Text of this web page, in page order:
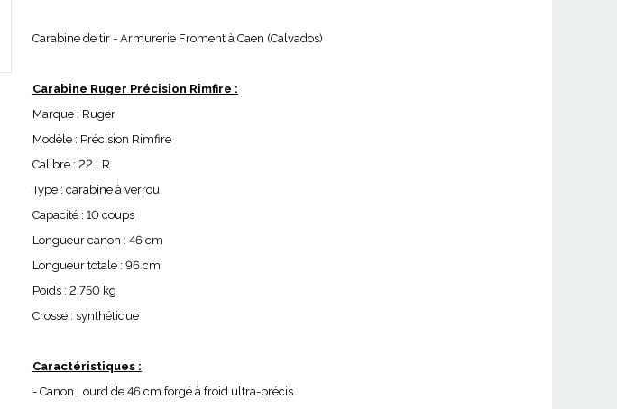
Carabine de tir - Armurerie Froment à Caen (Calvados)
Carabine Ruger Précision Rimfire :
Marque : Ruger
Modèle : Précision Rimfire
Calibre : 22 LR
Type : carabine à verrou
Capacité : 10 coups
Longueur canon : 46 cm
Longueur totale : 96 cm
Poids : 2,750 kg
Crosse : synthétique
Caractéristiques :
- Canon Lourd de 46 cm forgé à froid ultra-précis